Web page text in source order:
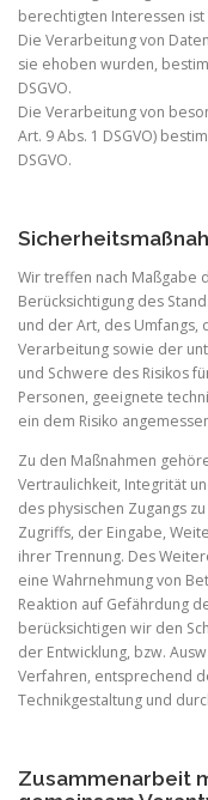
berechtigten Interessen ist
Die Verarbeitung von
sie ehoben wurden,
DSGVO.
Die Verarbeitung von
Art. 9 Abs. 1 DSGVO)
DSGVO.
Wir treffen nach Maßgabe
Berücksichtigung des
und der Art, des
Verarbeitung sowie der
und Schwere des Risikos
Personen, geeignete
ein dem Risiko
Zu den Maßnahmen
Vertraulichkeit, Integrität
des physischen Zugangs
Zugriffs, der Eingabe,
ihrer Trennung. Des
eine Wahrnehmung von
Reaktion auf Gefährdung
berücksichtigen wir den
der Entwicklung, bzw.
Verfahren, entsprechend
Technikgestaltung und
Zusammenarbeit